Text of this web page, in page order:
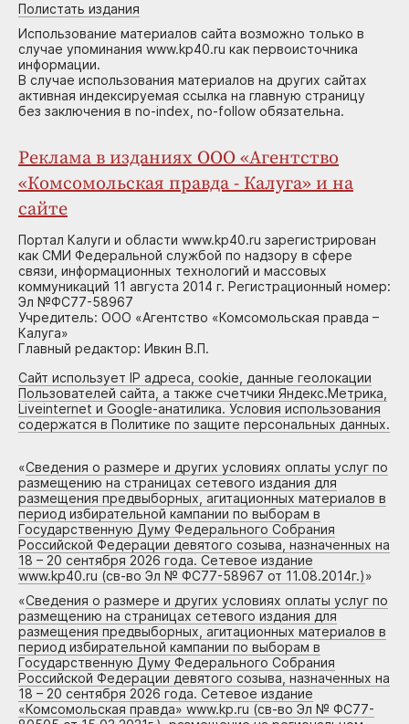
Полистать издания
Использование материалов сайта возможно только в
случае упоминания www.kp40.ru как первоисточника
информации.
В случае использования материалов на других сайтах
активная индексируемая ссылка на главную страницу
без заключения в no-index, no-follow обязательна.
Реклама в изданиях ООО «Агентство
«Комсомольская правда - Калуга» и на
сайте
Портал Калуги и области www.kp40.ru зарегистрирован
как СМИ Федеральной службой по надзору в сфере
связи, информационных технологий и массовых
коммуникаций 11 августа 2014 г. Регистрационный номер:
Эл №ФС77-58967
Учредитель: ООО «Агентство «Комсомольская правда –
Калуга»
Главный редактор: Ивкин В.П.
Сайт использует IP адреса, cookie, данные геолокации
Пользователей сайта, а также счетчики Яндекс.Метрика,
Liveinternet и Google-анатилика. Условия использования
содержатся в Политике по защите персональных данных.
«Сведения о размере и других условиях оплаты услуг по
размещению на страницах сетевого издания для
размещения предвыборных, агитационных материалов в
период избирательной кампании по выборам в
Государственную Думу Федерального Собрания
Российской Федерации девятого созыва, назначенных на
18 – 20 сентября 2026 года. Сетевое издание
www.kp40.ru (св-во Эл № ФС77-58967 от 11.08.2014г.)»
«Сведения о размере и других условиях оплаты услуг по
размещению на страницах сетевого издания для
размещения предвыборных, агитационных материалов в
период избирательной кампании по выборам в
Государственную Думу Федерального Собрания
Российской Федерации девятого созыва, назначенных на
18 – 20 сентября 2026 года. Сетевое издание
«Комсомольская правда» www.kp.ru (св-во Эл № ФС77-